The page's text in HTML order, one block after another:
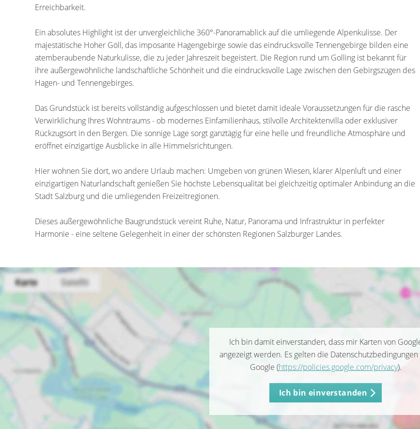
Erreichbarkeit.
Ein absolutes Highlight ist der unvergleichliche 360°-Panoramablick auf die umliegende Alpenkulisse. Der
majestätische Hoher Göll, das imposante Hagengebirge sowie das eindrucksvolle Tennengebirge bilden eine
atemberaubende Naturkulisse, die zu jeder Jahreszeit begeistert. Die Region rund um Golling ist bekannt für
ihre außergewöhnliche landschaftliche Schönheit und die eindrucksvolle Lage zwischen den Gebirgszügen des
Hagen- und Tennengebirges.
Das Grundstück ist bereits vollständig aufgeschlossen und bietet damit ideale Voraussetzungen für die rasche
Verwirklichung Ihres Wohntraums - ob modernes Einfamilienhaus, stilvolle Architektenvilla oder exklusiver
Rückzugsort in den Bergen. Die sonnige Lage sorgt ganztägig für eine helle und freundliche Atmosphäre und
eröffnet einzigartige Ausblicke in alle Himmelsrichtungen.
Hier wohnen Sie dort, wo andere Urlaub machen: Umgeben von grünen Wiesen, klarer Alpenluft und einer
einzigartigen Naturlandschaft genießen Sie höchste Lebensqualität bei gleichzeitig optimaler Anbindung an die
Stadt Salzburg und die umliegenden Freizeitregionen.
Dieses außergewöhnliche Baugrundstück vereint Ruhe, Natur, Panorama und Infrastruktur in perfekter
Harmonie - eine seltene Gelegenheit in einer der schönsten Regionen Salzburger Landes.
Ich bin damit einverstanden, dass mir Karten von
angezeigt werden. Es gelten die Datenschutzbedingungen
Google (https://policies.google.com/privacy).
Ich bin einverstanden